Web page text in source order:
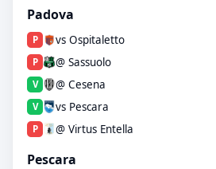
Padova
P vs Ospitaletto
P @ Sassuolo
V @ Cesena
V vs Pescara
P @ Virtus Entella
Pescara